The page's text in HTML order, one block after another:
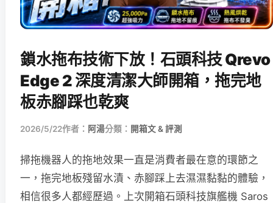
鎖水拖布技術下放！石頭科技 Qrevo
Edge 2 深度清潔大師開箱，拖完地
板赤腳踩也乾爽
2026/5/22作者： 阿湯分類： 開箱文 & 評測
掃拖機器人的拖地效果一直是消費者最在意的環節之
一，拖完地板殘留水漬、赤腳踩上去濕濕黏黏的體驗，
相信很多人都經歷過。上次開箱石頭科技旗艦機 Saros